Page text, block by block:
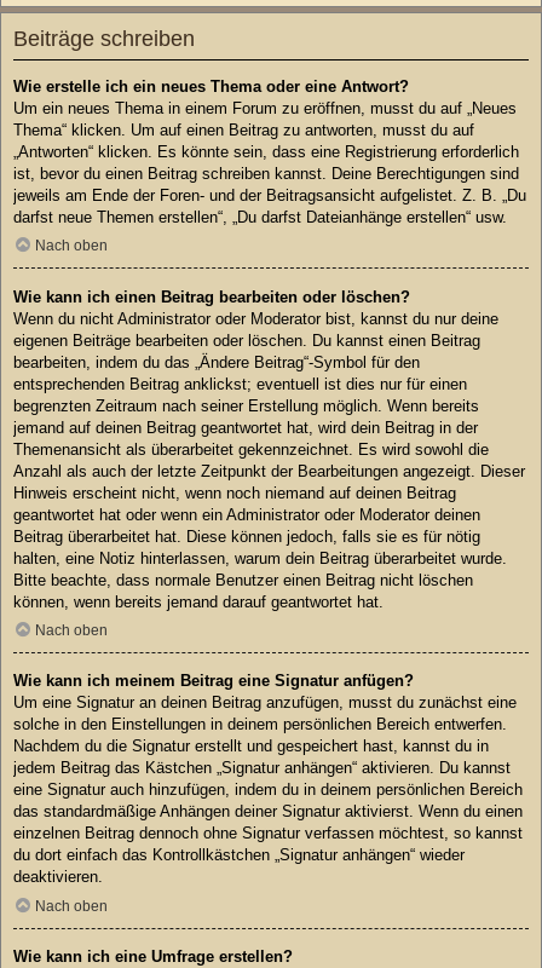
Beiträge schreiben
Wie erstelle ich ein neues Thema oder eine Antwort?
Um ein neues Thema in einem Forum zu eröffnen, musst du auf „Neues
Thema“ klicken. Um auf einen Beitrag zu antworten, musst du auf
„Antworten“ klicken. Es könnte sein, dass eine Registrierung erforderlich
ist, bevor du einen Beitrag schreiben kannst. Deine Berechtigungen sind
jeweils am Ende der Foren- und der Beitragsansicht aufgelistet. Z. B. „Du
darfst neue Themen erstellen“, „Du darfst Dateianhänge erstellen“ usw.
Nach oben
Wie kann ich einen Beitrag bearbeiten oder löschen?
Wenn du nicht Administrator oder Moderator bist, kannst du nur deine
eigenen Beiträge bearbeiten oder löschen. Du kannst einen Beitrag
bearbeiten, indem du das „Ändere Beitrag“-Symbol für den
entsprechenden Beitrag anklickst; eventuell ist dies nur für einen
begrenzten Zeitraum nach seiner Erstellung möglich. Wenn bereits
jemand auf deinen Beitrag geantwortet hat, wird dein Beitrag in der
Themenansicht als überarbeitet gekennzeichnet. Es wird sowohl die
Anzahl als auch der letzte Zeitpunkt der Bearbeitungen angezeigt. Dieser
Hinweis erscheint nicht, wenn noch niemand auf deinen Beitrag
geantwortet hat oder wenn ein Administrator oder Moderator deinen
Beitrag überarbeitet hat. Diese können jedoch, falls sie es für nötig
halten, eine Notiz hinterlassen, warum dein Beitrag überarbeitet wurde.
Bitte beachte, dass normale Benutzer einen Beitrag nicht löschen
können, wenn bereits jemand darauf geantwortet hat.
Nach oben
Wie kann ich meinem Beitrag eine Signatur anfügen?
Um eine Signatur an deinen Beitrag anzufügen, musst du zunächst eine
solche in den Einstellungen in deinem persönlichen Bereich entwerfen.
Nachdem du die Signatur erstellt und gespeichert hast, kannst du in
jedem Beitrag das Kästchen „Signatur anhängen“ aktivieren. Du kannst
eine Signatur auch hinzufügen, indem du in deinem persönlichen Bereich
das standardmäßige Anhängen deiner Signatur aktivierst. Wenn du einen
einzelnen Beitrag dennoch ohne Signatur verfassen möchtest, so kannst
du dort einfach das Kontrollkästchen „Signatur anhängen“ wieder
deaktivieren.
Nach oben
Wie kann ich eine Umfrage erstellen?